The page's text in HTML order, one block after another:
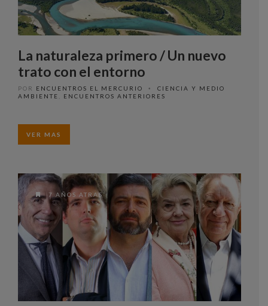
La naturaleza primero / Un nuevo
trato con el entorno
POR ENCUENTROS EL MERCURIO •
CIENCIA Y MEDIO
AMBIENTE
ENCUENTROS ANTERIORES
VER MAS
7 AÑOS ATRAS